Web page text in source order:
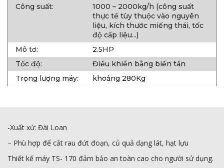
Công suất:
1000 – 2000kg/h (công suất
thực tế tùy thuộc vào nguyên
liệu, kích thước miếng thái, tốc
độ cấp liệu...)
Mô tơ:
2.5HP
Tốc độ:
Điều khiển bằng biến tần
Trọng lượng máy:
khoảng 280Kg
-Xuất xứ: Đài Loan
– Phù hợp để cắt rau đứt đoạn, củ quả dạng lát, hạt lựu
Thiết kế máy TS- 170 đảm bảo an toàn cao cho người sử dụng.